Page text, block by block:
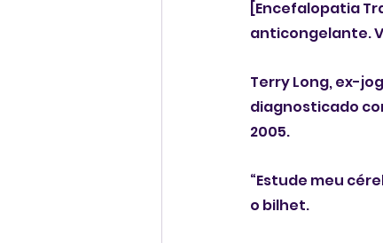
[Encefalopatia
anticongelante.
Terry Long, ex-
diagnosticado
2005.
“Estude meu
o bilhet.